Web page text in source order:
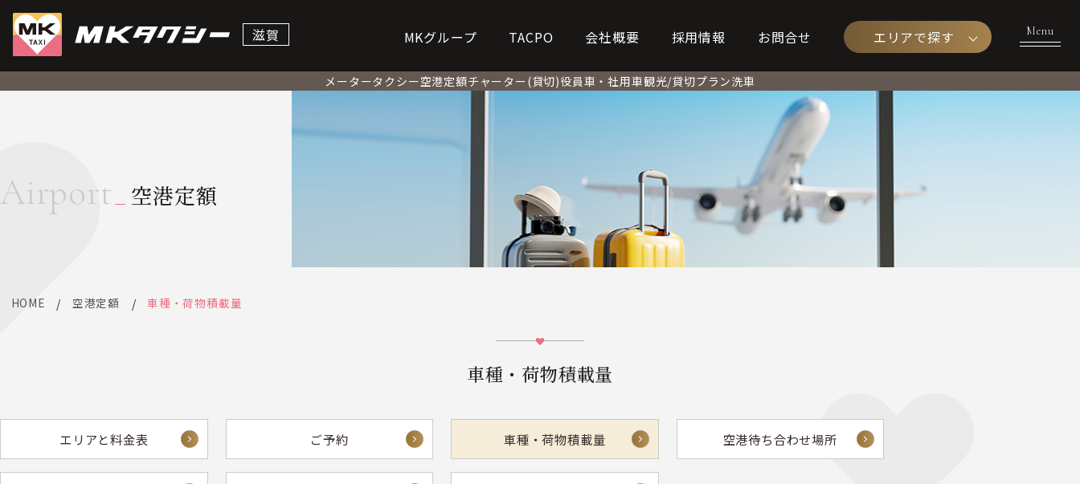
滋賀 MKグループ TACPO 会社概要 採用情報 お問合せ エリアで探す
メータータクシー空港定額チャーター(貸切)役員車・社用車観光/貸切プラン洗車
Airport 空港定額
HOME 空港定額 車種・荷物積載量
車種・荷物積載量
エリアと料金表 ご予約 車種・荷物積載量 空港待ち合わせ場所